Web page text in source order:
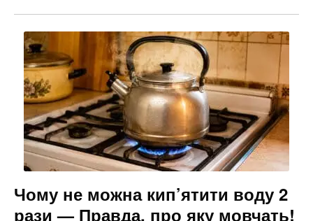
Чому не можна кип’ятити воду 2
рази — Правда, про яку мовчать!